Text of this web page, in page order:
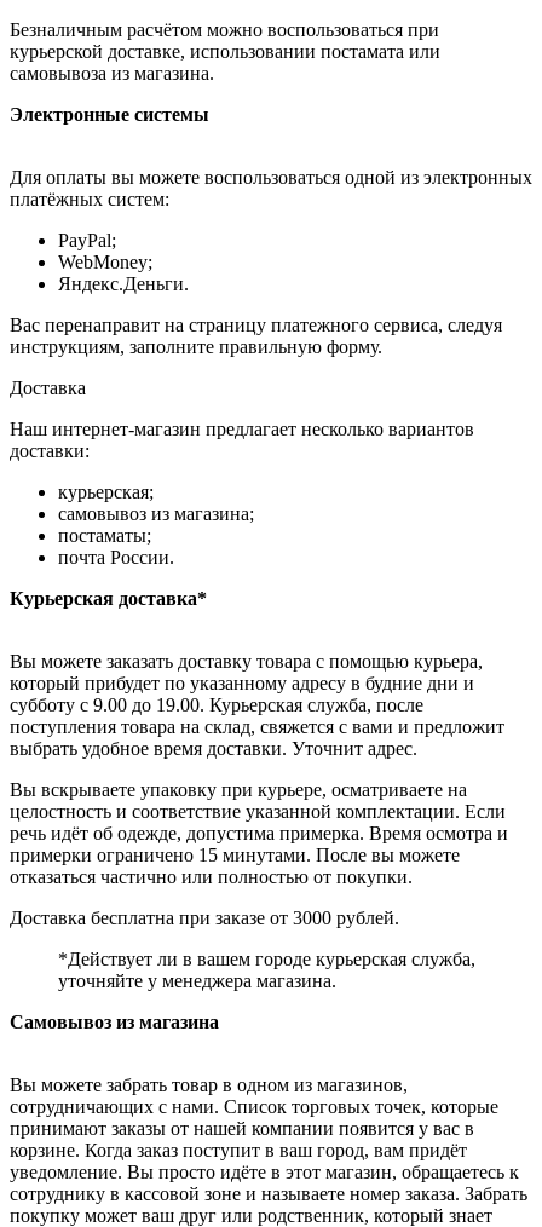
Безналичным расчётом можно воспользоваться при
курьерской доставке, использовании постамата или
самовывоза из магазина.
Электронные системы
Для оплаты вы можете воспользоваться одной из электронных
платёжных систем:
PayPal;
WebMoney;
Яндекс.Деньги.
Вас перенаправит на страницу платежного сервиса, следуя
инструкциям, заполните правильную форму.
Доставка
Наш интернет-магазин предлагает несколько вариантов
доставки:
курьерская;
самовывоз из магазина;
постаматы;
почта России.
Курьерская доставка*
Вы можете заказать доставку товара с помощью курьера,
который прибудет по указанному адресу в будние дни и
субботу с 9.00 до 19.00. Курьерская служба, после
поступления товара на склад, свяжется с вами и предложит
выбрать удобное время доставки. Уточнит адрес.
Вы вскрываете упаковку при курьере, осматриваете на
целостность и соответствие указанной комплектации. Если
речь идёт об одежде, допустима примерка. Время осмотра и
примерки ограничено 15 минутами. После вы можете
отказаться частично или полностью от покупки.
Доставка бесплатна при заказе от 3000 рублей.
*Действует ли в вашем городе курьерская служба,
уточняйте у менеджера магазина.
Самовывоз из магазина
Вы можете забрать товар в одном из магазинов,
сотрудничающих с нами. Список торговых точек, которые
принимают заказы от нашей компании появится у вас в
корзине. Когда заказ поступит в ваш город, вам придёт
уведомление. Вы просто идёте в этот магазин, обращаетесь к
сотруднику в кассовой зоне и называете номер заказа. Забрать
покупку может ваш друг или родственник, который знает